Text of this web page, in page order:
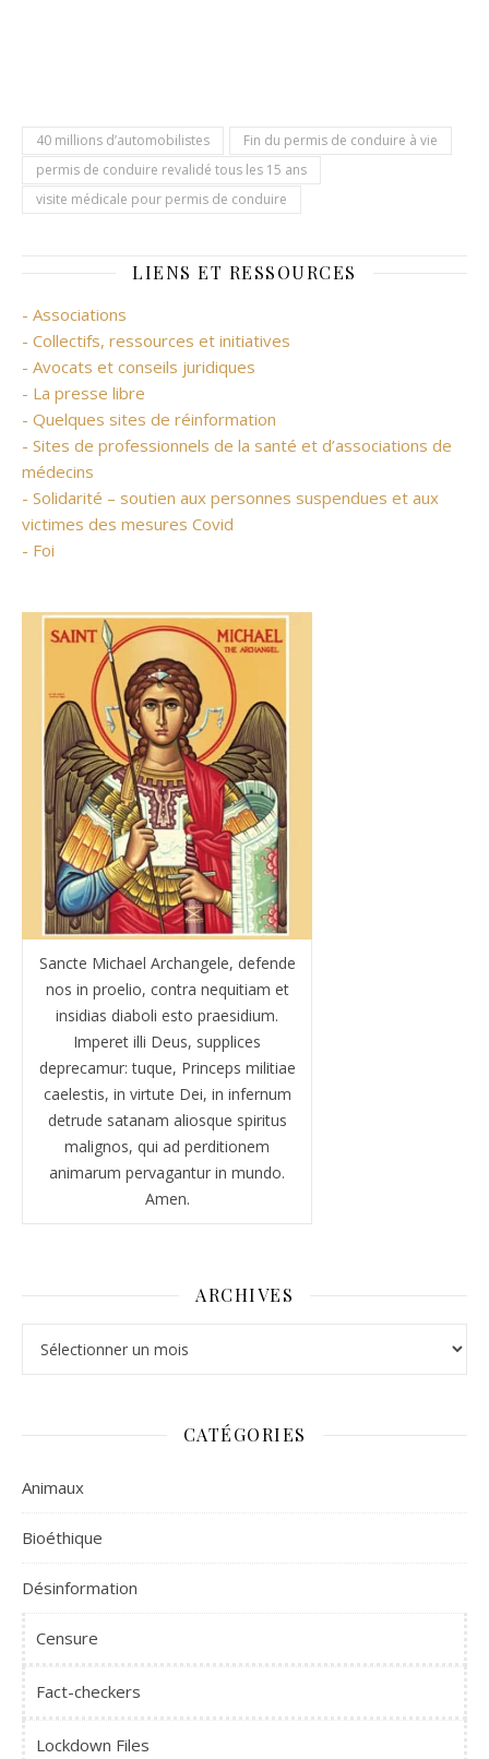
40 millions d’automobilistes
Fin du permis de conduire à vie
permis de conduire revalidé tous les 15 ans
visite médicale pour permis de conduire
LIENS ET RESSOURCES
- Associations
- Collectifs, ressources et initiatives
- Avocats et conseils juridiques
- La presse libre
- Quelques sites de réinformation
- Sites de professionnels de la santé et d’associations de
médecins
- Solidarité – soutien aux personnes suspendues et aux
victimes des mesures Covid
- Foi
Sancte Michael Archangele, defende
nos in proelio, contra nequitiam et
insidias diaboli esto praesidium.
Imperet illi Deus, supplices
deprecamur: tuque, Princeps militiae
caelestis, in virtute Dei, in infernum
detrude satanam aliosque spiritus
malignos, qui ad perditionem
animarum pervagantur in mundo.
Amen.
ARCHIVES
CATÉGORIES
Animaux
Bioéthique
Désinformation
Censure
Fact-checkers
Lockdown Files